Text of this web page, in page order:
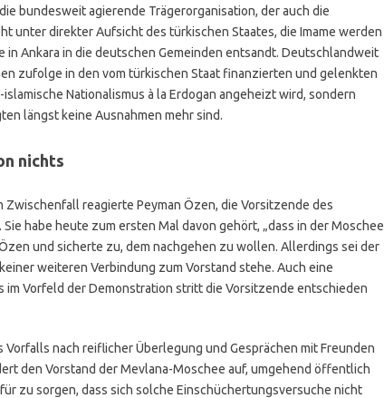
bundesweit agierende Trägerorganisation, der auch die
unter direkter Aufsicht des türkischen Staates, die Imame werden
in Ankara in die deutschen Gemeinden entsandt. Deutschlandweit
zufolge in den vom türkischen Staat finanzierten und gelenkten
Nationalismus à la Erdogan angeheizt wird, sondern
längst keine Ausnahmen mehr sind.
nichts
Zwischenfall reagierte Peyman Özen, die Vorsitzende des
habe heute zum ersten Mal davon gehört, „dass in der Moschee
und sicherte zu, dem nachgehen zu wollen. Allerdings sei der
weiteren Verbindung zum Vorstand stehe. Auch eine
im Vorfeld der Demonstration stritt die Vorsitzende entschieden
nach reiflicher Überlegung und Gesprächen mit Freunden
den Vorstand der Mevlana-Moschee auf, umgehend öffentlich
zu sorgen, dass sich solche Einschüchertungsversuche nicht